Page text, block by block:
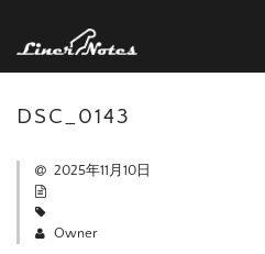
DSC_0143
2025年11月10日
Owner